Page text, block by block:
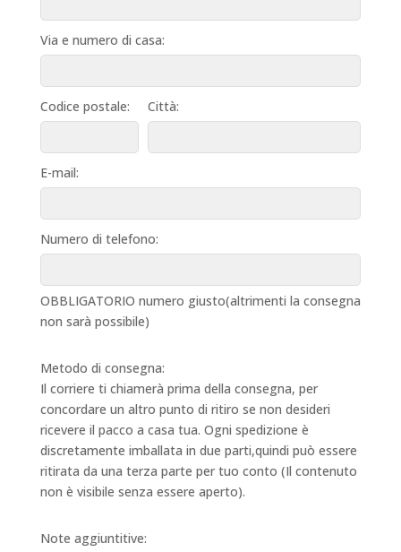
Via e numero di casa:
Codice postale: Città:
E-mail:
Numero di telefono:
OBBLIGATORIO numero giusto(altrimenti la consegna
non sarà possibile)
Metodo di consegna:
Il corriere ti chiamerà prima della consegna, per
concordare un altro punto di ritiro se non desideri
ricevere il pacco a casa tua. Ogni spedizione è
discretamente imballata in due parti,quindi può essere
ritirata da una terza parte per tuo conto (Il contenuto
non è visibile senza essere aperto).
Note aggiuntitive: